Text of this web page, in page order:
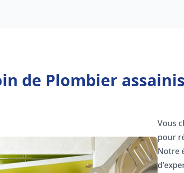
de Plombier
Vous
pour
Notre